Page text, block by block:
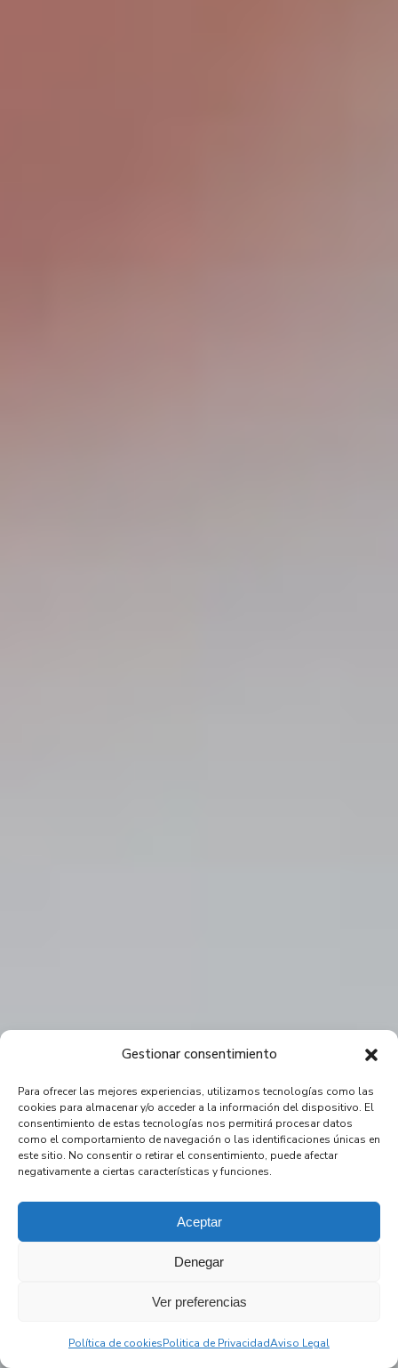
Gestionar consentimiento
Para ofrecer las mejores experiencias, utilizamos tecnologías como las
cookies para almacenar y/o acceder a la información del dispositivo. El
consentimiento de estas tecnologías nos permitirá procesar datos
como el comportamiento de navegación o las identificaciones únicas en
este sitio. No consentir o retirar el consentimiento, puede afectar
negativamente a ciertas características y funciones.
Aceptar
Denegar
Ver preferencias
Política de cookiesPolitica de PrivacidadAviso Legal